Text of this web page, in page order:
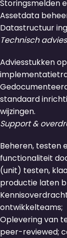
Storingsmelden
Assetdata
Datastructuur
Technisch advies
Adviesstukken
standaard
wijzingen.
Support &
Beheren, testen
functionaliteit
(unit) testen,
productie laten
ontwikkelteams;
Oplevering van
peer-reviewed;